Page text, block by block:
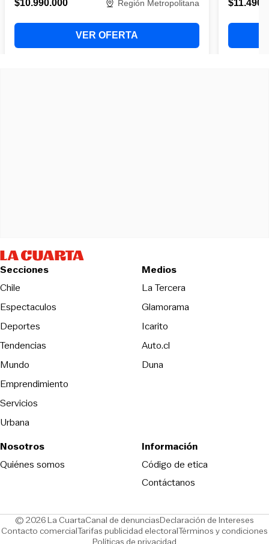
Secciones
Chile
Espectaculos
Deportes
Tendencias
Mundo
Emprendimiento
Servicios
Urbana
Medios
La TerceraOpens in new
Glamorama
Icarito
Auto.cl
DunaOpens in new window
Nosotros
Quiénes somos
Información
Código de eticaOpens in new
Contáctanos
© 2026 La CuartaCanal de denunciasOpens in new window
Declaración de Intereses
Contacto comercialOpens in new window
Tarifas publicidad electoralOpens in new window
Términos y condiciones
Políticas de privacidad